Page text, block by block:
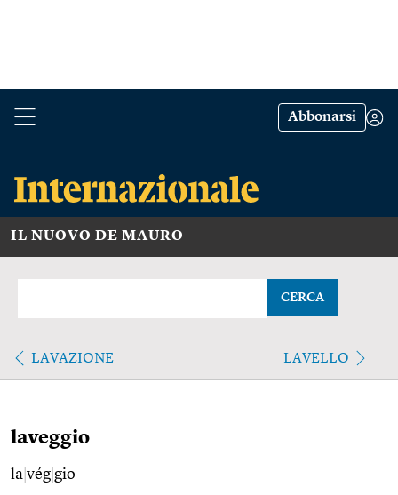
Abbonarsi
IL NUOVO DE MAURO
CERCA
LAVAZIONE LAVELLO
laveggio
la vég gio